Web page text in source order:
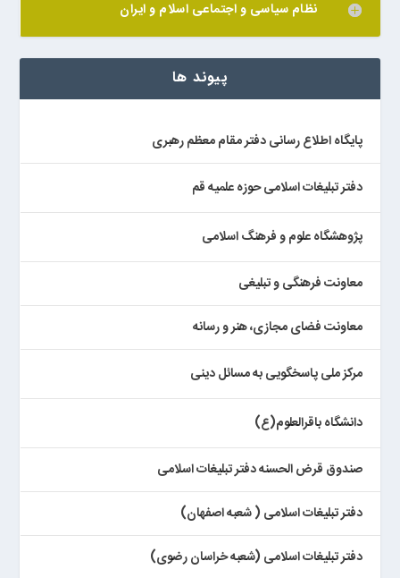
نظام سیاسی و اجتماعی اسلام و ایران
پیوند ها
پایگاه اطلاع رسانی دفتر مقام معظم رهبری
دفتر تبلیغات اسلامی حوزه علمیه قم
پژوهشگاه علوم و فرهنگ اسلامی
معاونت فرهنگی و تبلیغی
معاونت فضای مجازی، هنر و رسانه
مرکز ملی پاسخگویی به مسائل دینی
دانشگاه باقرالعلوم(ع)
صندوق قرض الحسنه دفتر تبلیغات اسلامی
دفتر تبلیغات اسلامی ( شعبه اصفهان)
دفتر تبلیغات اسلامی (شعبه خراسان رضوی)